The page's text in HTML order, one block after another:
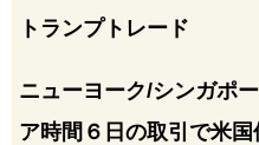
トランプトレード
ニューヨーク/シンガポ
ア時間６日の取引で米